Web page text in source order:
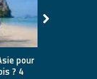
pour
? 4